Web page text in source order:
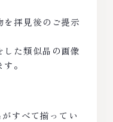
を拝見後のご提示
した類似品の画像
。
すべて揃ってい